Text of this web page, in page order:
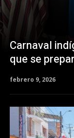
Carnaval
que se
febrero 9, 2026